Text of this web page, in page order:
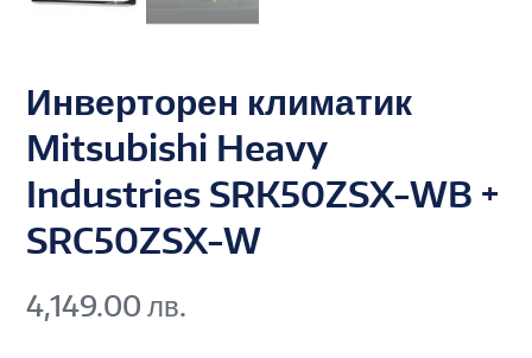
Инверторен климатик
Mitsubishi Heavy
Industries SRK50ZSX-WB +
SRC50ZSX-W
4,149.00лв.